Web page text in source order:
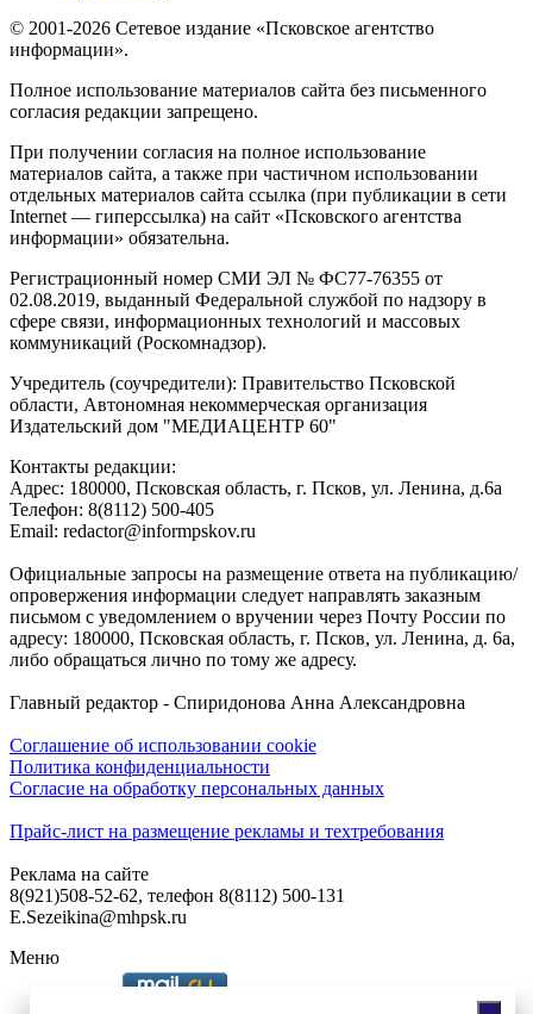
© 2001-2026 Сетевое издание «Псковское агентство
информации».
Полное использование материалов сайта без письменного
согласия редакции запрещено.
При получении согласия на полное использование
материалов сайта, а также при частичном использовании
отдельных материалов сайта ссылка (при публикации в сети
Internet — гиперссылка) на сайт «Псковского агентства
информации» обязательна.
Регистрационный номер СМИ ЭЛ № ФС77-76355 от
02.08.2019, выданный Федеральной службой по надзору в
сфере связи, информационных технологий и массовых
коммуникаций (Роскомнадзор).
Учредитель (соучредители): Правительство Псковской
области, Автономная некоммерческая организация
Издательский дом "МЕДИАЦЕНТР 60"
Контакты редакции:
Адреc: 180000, Псковская область, г. Псков, ул. Ленина, д.6а
Телефон: 8(8112) 500-405
Email: redactor@informpskov.ru
Официальные запросы на размещение ответа на публикацию/
опровержения информации следует направлять заказным
письмом с уведомлением о вручении через Почту России по
адресу: 180000, Псковская область, г. Псков, ул. Ленина, д. 6а,
либо обращаться лично по тому же адресу.
Главный редактор - Спиридонова Анна Александровна
Соглашение об использовании cookie
Политика конфиденциальности
Согласие на обработку персональных данных
Прайс-лист на размещение рекламы и техтребования
Реклама на сайте
8(921)508-52-62, телефон 8(8112) 500-131
E.Sezeikina@mhpsk.ru
Меню